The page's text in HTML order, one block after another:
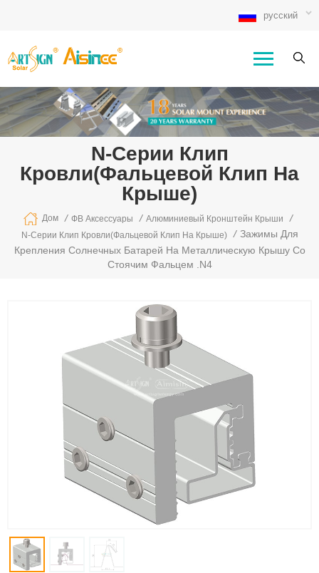
русский
N-Серии Клип
Кровли(фальцевой Клип На
Крыше)
Дом / ФВ Аксессуары / Алюминиевый Кронштейн Крыши /
N-Серии Клип Кровли(фальцевой Клип На Крыше) / Зажимы Для
Крепления Солнечных Батарей На Металлическую Крышу Со
Стоячим Фальцем .N4